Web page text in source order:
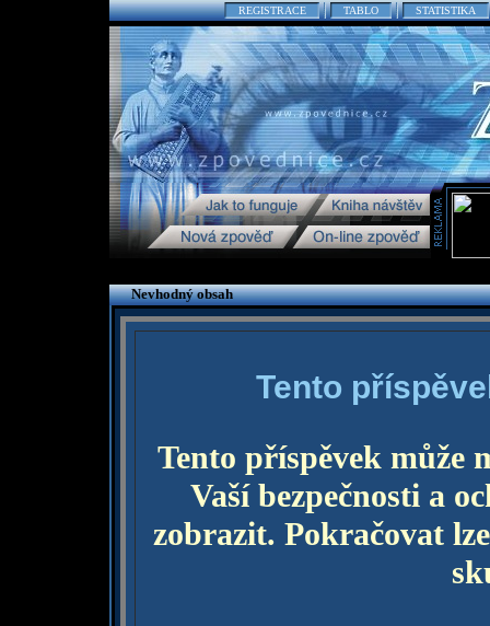
REGISTRACE TABLO STATISTIKA
Nevhodný obsah
Tento
Tento příspěvek může
Vaší bezpečnosti a
zobrazit. Pokračovat